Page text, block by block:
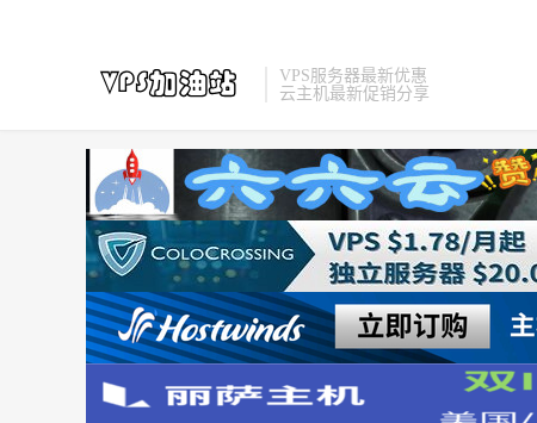
VPS服务器最新优惠
云主机最新促销分享